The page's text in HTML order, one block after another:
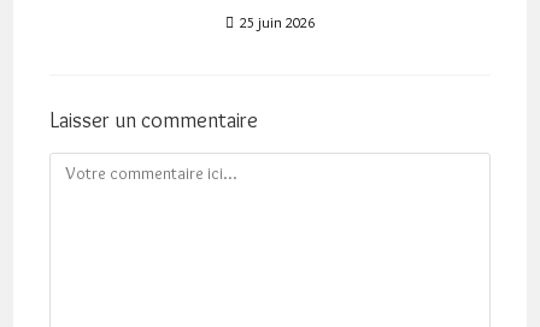
25 juin 2026
Laisser un commentaire
Comment